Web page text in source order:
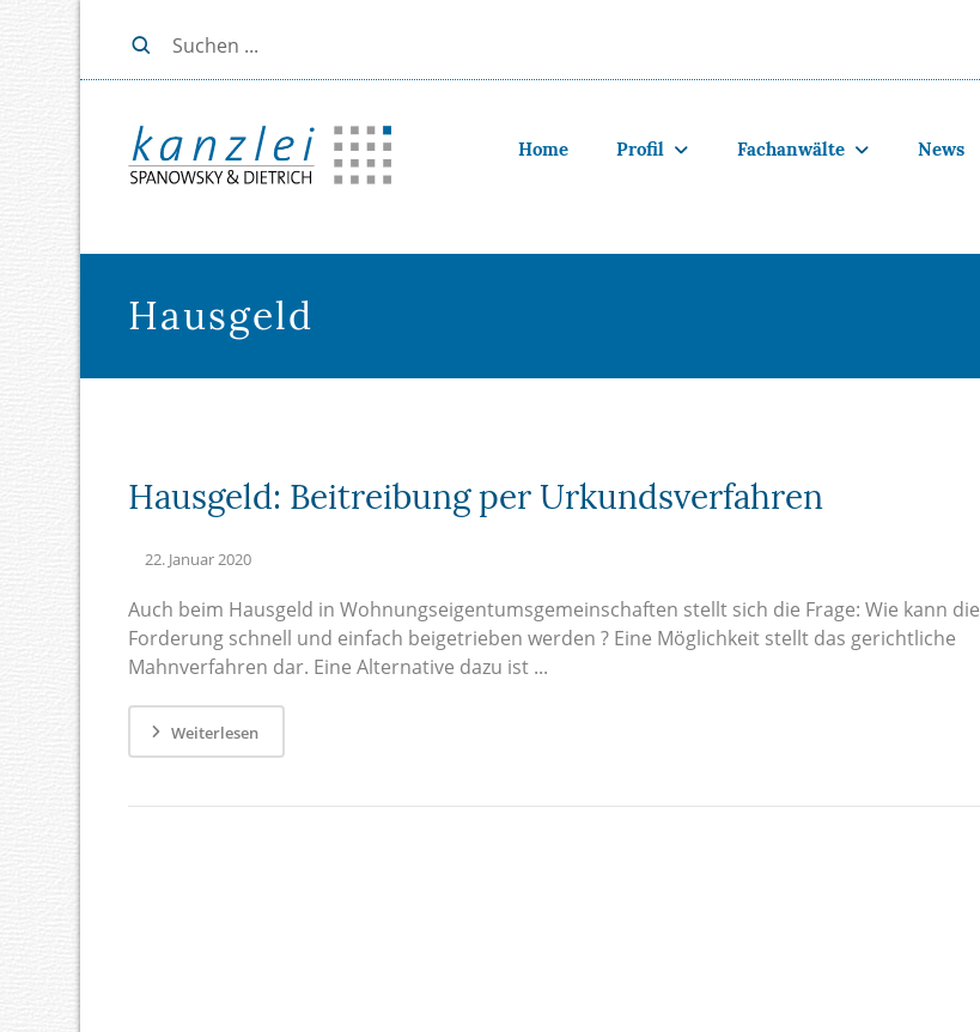
Home Profil Fachanwälte News
Hausgeld
Hausgeld: Beitreibung per Urkundsverfahren
22. Januar 2020
Auch beim Hausgeld in Wohnungseigentumsgemeinschaften stellt sich die Frage: Wie kann die
Forderung schnell und einfach beigetrieben werden ? Eine Möglichkeit stellt das gerichtliche
Mahnverfahren dar. Eine Alternative dazu ist ...
Weiterlesen